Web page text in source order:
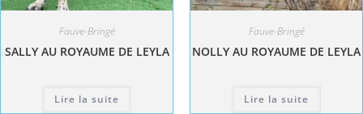
Fauve-Bringé
SALLY AU ROYAUME DE LEYLA
Lire la suite
Fauve-Bringé
NOLLY AU ROYAUME DE LEYLA
Lire la suite